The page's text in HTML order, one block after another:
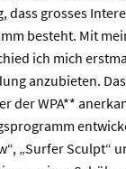
dass grosses
besteht. Mit
ich mich
anzubieten.
der WPA**
„Surfer Sculpt“